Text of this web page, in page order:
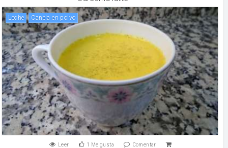
leche canela en polvo
Leer 1 Me gusta Comentar